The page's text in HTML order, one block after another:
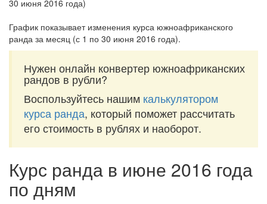
График показывает изменения курса южноафриканского
ранда за месяц (с 1 по 30 июня 2016 года).
Нужен онлайн конвертер южноафриканских
рандов в рубли?
Воспользуйтесь нашим калькулятором
курса ранда, который поможет рассчитать
его стоимость в рублях и наоборот.
Курс ранда в июне 2016 года
по дням